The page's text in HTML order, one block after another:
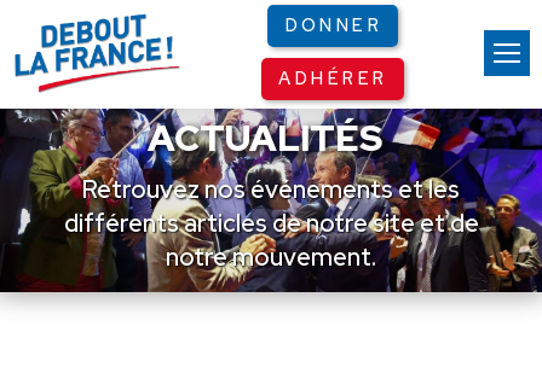
DONNER
ADHÉRER
ACTUALITÉS
Retrouvez nos événements et les
différents articles de notre site et de
notre mouvement.
Panneau de gestion des cookies